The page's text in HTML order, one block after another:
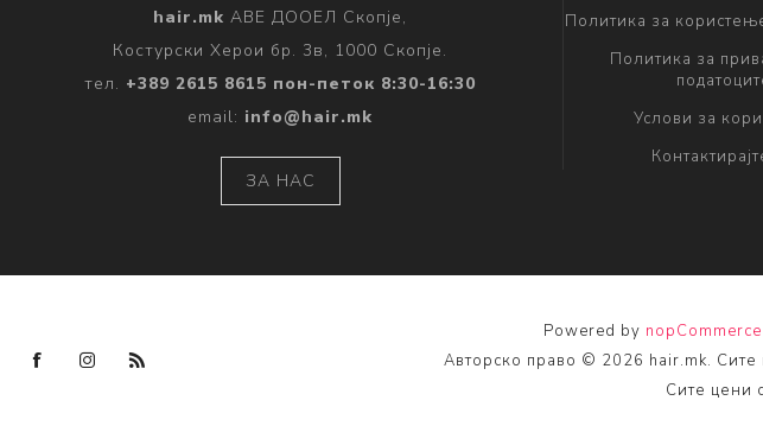
hair.mk АВЕ ДООЕЛ Скопје,
Костурски Херои бр. 3в, 1000 Скопје.
тел. +389 2615 8615 пон-петок 8:30-16:30
email: info@hair.mk
ЗА НАС
Политика за
Политика за
Услови за
Powered by nopCommerce
Авторско право © 2026 hair.mk. Сите
Сите цени